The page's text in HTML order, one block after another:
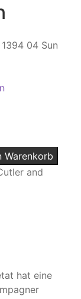
Warenkorb
and
hat eine